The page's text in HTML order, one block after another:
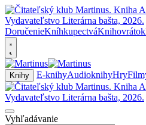
DoručenieKníhkupectváKnihovrátok
Knihy E-knihyAudioknihyHry
Vyhľadávanie